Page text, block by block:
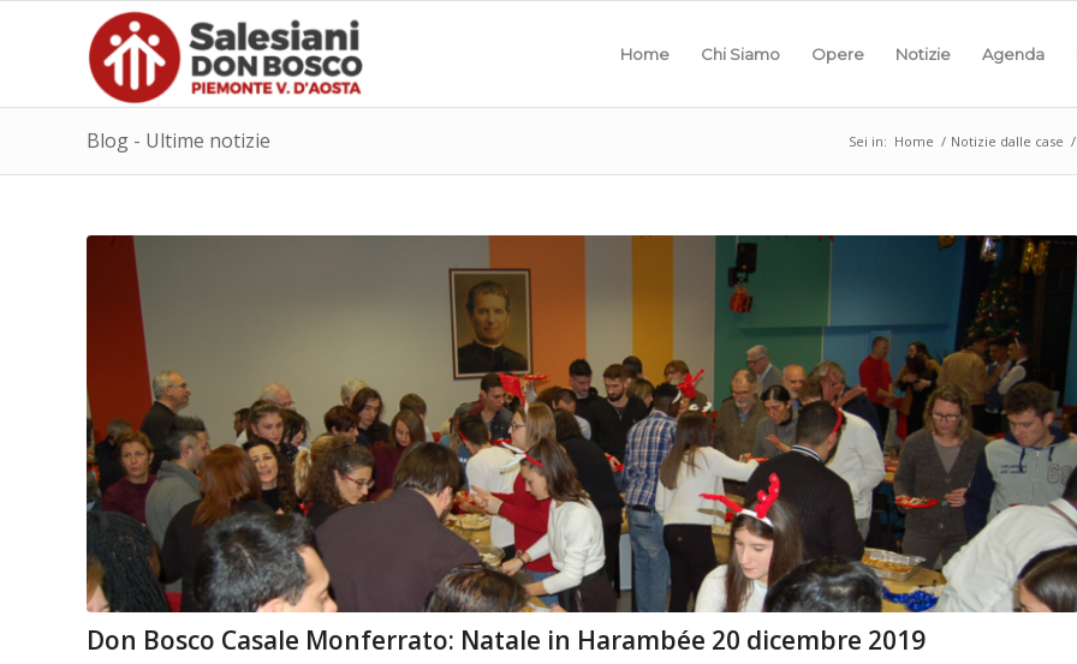
Home Chi Siamo Opere Notizie Agenda
Blog - Ultime notizie Sei in: Home / Notizie dalle case /
Don Bosco Casale Monferrato: Natale in Harambée 20 dicembre 2019